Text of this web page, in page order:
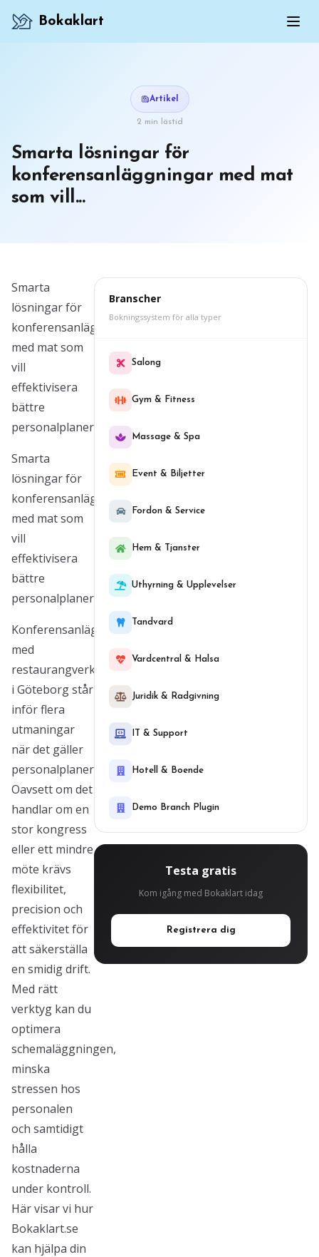
Bokaklart
Artikel
2 min lästid
Smarta lösningar för
konferensanläggningar med mat
som vill...
Smarta
lösningar för
konferensanläggningar
med mat som
vill
effektivisera
bättre
personalplanering
Smarta
lösningar för
konferensanläggningar
med mat som
vill
effektivisera
bättre
personalplanering
Konferensanläggningar
med
restaurangverksamhet
i Göteborg står
inför flera
utmaningar
när det gäller
personalplanering.
Oavsett om det
handlar om en
stor kongress
eller ett mindre
möte krävs
flexibilitet,
precision och
effektivitet för
att säkerställa
en smidig drift.
Med rätt
verktyg kan du
optimera
schemaläggningen,
minska
stressen hos
personalen
och samtidigt
hålla
kostnaderna
under kontroll.
Här visar vi hur
Bokaklart.se
kan hjälpa din
Branscher
Bokningssystem för alla typer
Salong
Gym & Fitness
Massage & Spa
Event & Biljetter
Fordon & Service
Hem & Tjanster
Uthyrning & Upplevelser
Tandvard
Vardcentral & Halsa
Juridik & Radgivning
IT & Support
Hotell & Boende
Demo Branch Plugin
Testa gratis
Kom igång med Bokaklart idag
Registrera dig